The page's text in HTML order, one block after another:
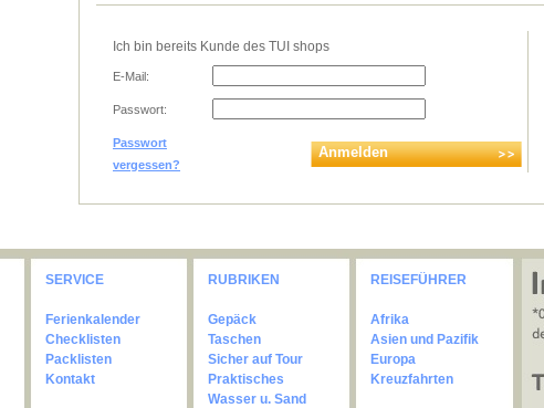
Ich bin bereits Kunde des TUI shops
E-Mail:
Passwort:
Passwort
vergessen?
Anmelden
SERVICE
Ferienkalender
Checklisten
Packlisten
Kontakt
RUBRIKEN
Gepäck
Taschen
Sicher auf Tour
Praktisches
Wasser u. Sand
REISEFÜHRER
Afrika
Asien und Pazifik
Europa
Kreuzfahrten